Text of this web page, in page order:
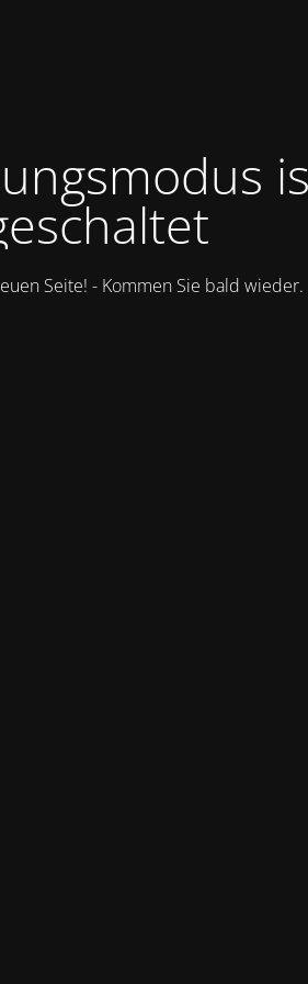
Seite! - Kommen Sie bald wieder.